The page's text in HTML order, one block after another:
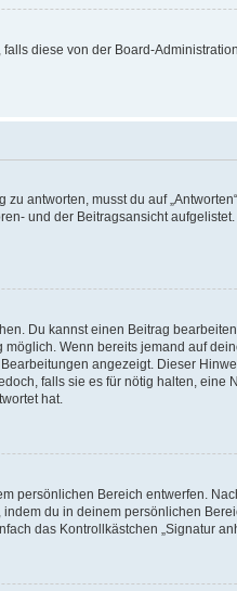
diese von der Board-
antworten, musst du auf
und der Beitragsansicht aufgelistet.
Du kannst einen Beitrag
Wenn bereits jemand auf
angezeigt. Dieser
falls sie es für nötig halten,
hat.
persönlichen Bereich entwerfen.
du in deinem persönlichen
das Kontrollkästchen „Signatur